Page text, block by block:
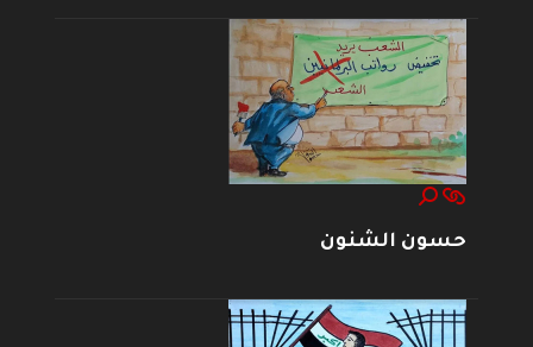
حسون الشنون